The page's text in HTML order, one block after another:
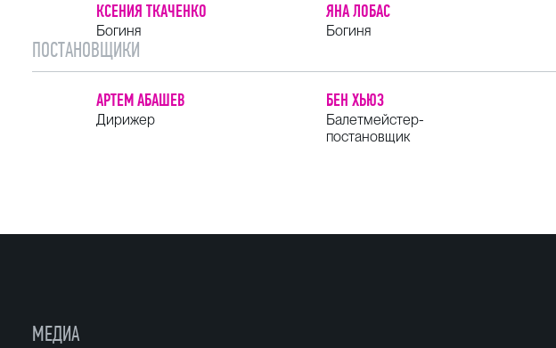
КСЕНИЯ ТКАЧЕНКО
Богиня
ЯНА ЛОБАС
Богиня
ПОСТАНОВЩИКИ
АРТЕМ АБАШЕВ
Дирижер
БЕН ХЬЮЗ
Балетмейстер-
постановщик
МЕДИА